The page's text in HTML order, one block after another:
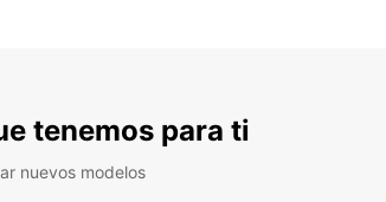
tenemos para ti
nuevos modelos